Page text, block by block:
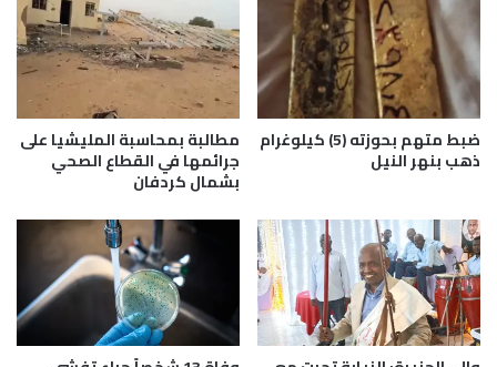
د
ي
ق
ة
ح
ي
و
ج
ن
و
ب
ل
ج
ا
ج
ا
ع
ل
ى
ت
ل
ز
ع
ي
م
ضبط متهم بحوزته (5) كيلوغرام
ذهب بنهر النيل
مطالبة بمحاسبة المليشيا على
جرائمها في القطاع الصحي
بشمال كردفان